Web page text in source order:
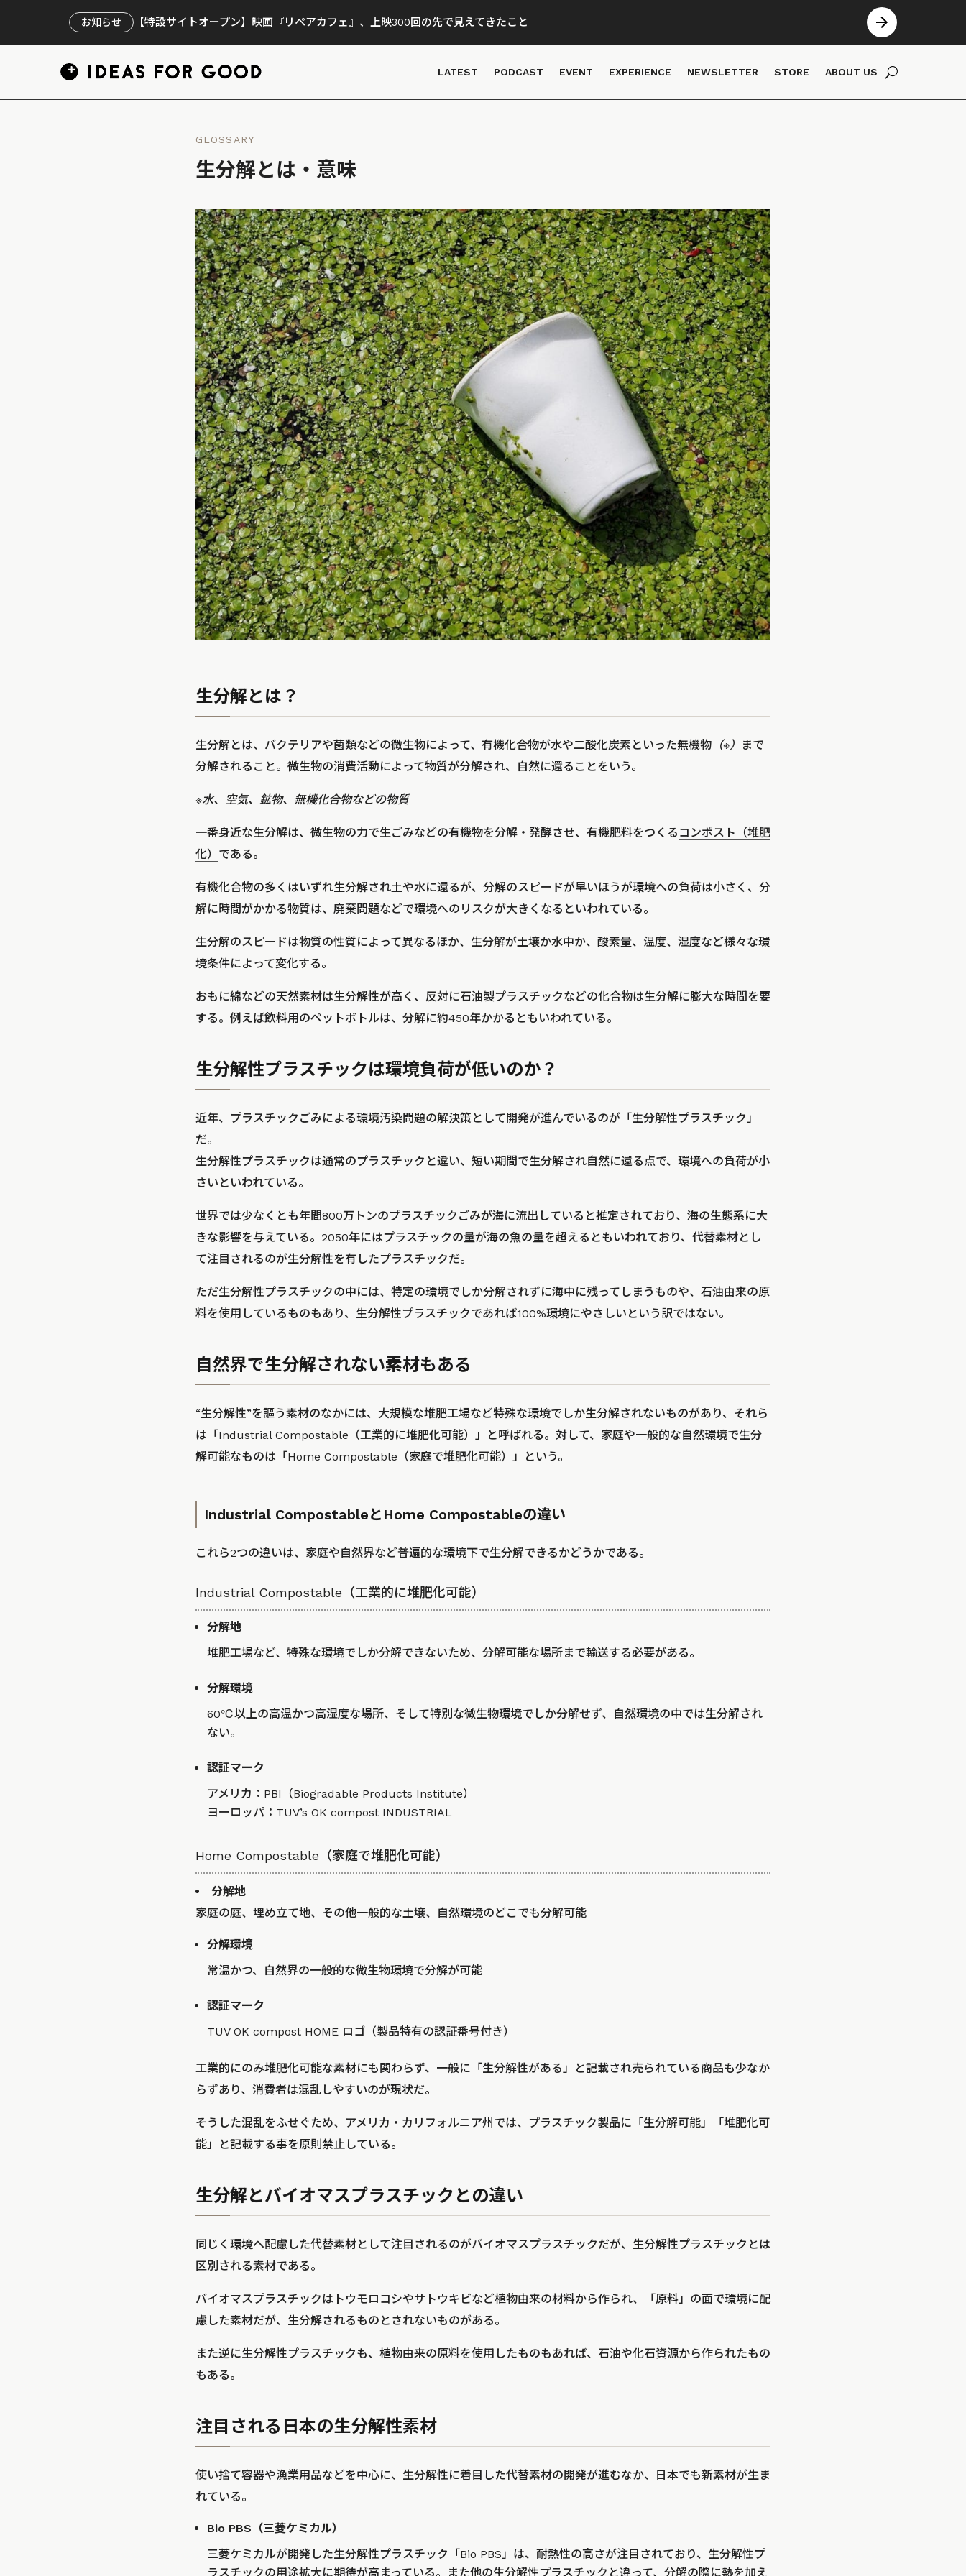
お知らせ 【特設サイトオープン】映画『リペアカフェ』、上映300回の先で見えてきたこと
LATEST PODCAST EVENT EXPERIENCE NEWSLETTER STORE ABOUT US
GLOSSARY
生分解とは・意味
生分解とは？
生分解とは、バクテリアや菌類などの微生物によって、有機化合物が水や二酸化炭素といった無機物 （※）
まで
分解されること。微生物の消費活動によって物質が分解され、自然に還ることをいう。
※水、空気、鉱物、無機化合物などの物質
一番身近な生分解は、微生物の力で生ごみなどの有機物を分解・発酵させ、有機肥料をつくる コンポスト（堆肥
化） である。
有機化合物の多くはいずれ生分解され土や水に還るが、分解のスピードが早いほうが環境への負荷は小さく、分
解に時間がかかる物質は、廃棄問題などで環境へのリスクが大きくなるといわれている。
生分解のスピードは物質の性質によって異なるほか、生分解が土壌か水中か、酸素量、温度、湿度など様々な環
境条件によって変化する。
おもに綿などの天然素材は生分解性が高く、反対に石油製プラスチックなどの化合物は生分解に膨大な時間を要
する。例えば飲料用のペットボトルは、分解に約450年かかるともいわれている。
生分解性プラスチックは環境負荷が低いのか？
近年、プラスチックごみによる環境汚染問題の解決策として開発が進んでいるのが「生分解性プラスチック」
だ。
生分解性プラスチックは通常のプラスチックと違い、短い期間で生分解され自然に還る点で、環境への負荷が小
さいといわれている。
世界では少なくとも年間800万トンのプラスチックごみが海に流出していると推定されており、海の生態系に大
きな影響を与えている。2050年にはプラスチックの量が海の魚の量を超えるともいわれており、代替素材とし
て注目されるのが生分解性を有したプラスチックだ。
ただ生分解性プラスチックの中には、特定の環境でしか分解されずに海中に残ってしまうものや、石油由来の原
料を使用しているものもあり、生分解性プラスチックであれば100%環境にやさしいという訳ではない。
自然界で生分解されない素材もある
“生分解性”を謳う素材のなかには、大規模な堆肥工場など特殊な環境でしか生分解されないものがあり、それら
は「Industrial Compostable（工業的に堆肥化可能）」と呼ばれる。対して、家庭や一般的な自然環境で生分
解可能なものは「Home Compostable（家庭で堆肥化可能）」という。
Industrial CompostableとHome Compostableの違い
これら2つの違いは、家庭や自然界など普遍的な環境下で生分解できるかどうかである。
Industrial Compostable（工業的に堆肥化可能）
分解地
堆肥工場など、特殊な環境でしか分解できないため、分解可能な場所まで輸送する必要がある。
分解環境
60℃以上の高温かつ高湿度な場所、そして特別な微生物環境でしか分解せず、自然環境の中では生分解され
ない。
認証マーク
アメリカ：PBI（Biogradable Products Institute）
ヨーロッパ：TUV’s OK compost INDUSTRIAL
Home Compostable（家庭で堆肥化可能）
分解地
家庭の庭、埋め立て地、その他一般的な土壌、自然環境のどこでも分解可能
分解環境
常温かつ、自然界の一般的な微生物環境で分解が可能
認証マーク
TUV OK compost HOME ロゴ（製品特有の認証番号付き）
工業的にのみ堆肥化可能な素材にも関わらず、一般に「生分解性がある」と記載され売られている商品も少なか
らずあり、消費者は混乱しやすいのが現状だ。
そうした混乱をふせぐため、アメリカ・カリフォルニア州では、プラスチック製品に「生分解可能」「堆肥化可
能」と記載する事を原則禁止している。
生分解とバイオマスプラスチックとの違い
同じく環境へ配慮した代替素材として注目されるのがバイオマスプラスチックだが、生分解性プラスチックとは
区別される素材である。
バイオマスプラスチックはトウモロコシやサトウキビなど植物由来の材料から作られ、「原料」の面で環境に配
慮した素材だが、生分解されるものとされないものがある。
また逆に生分解性プラスチックも、植物由来の原料を使用したものもあれば、石油や化石資源から作られたもの
もある。
注目される日本の生分解性素材
使い捨て容器や漁業用品などを中心に、生分解性に着目した代替素材の開発が進むなか、日本でも新素材が生ま
れている。
Bio PBS（三菱ケミカル）
三菱ケミカルが開発した生分解性プラスチック「Bio PBS」は、耐熱性の高さが注目されており、生分解性プ
ラスチックの用途拡大に期待が高まっている。また他の生分解性プラスチックと違って、分解の際に熱を加え